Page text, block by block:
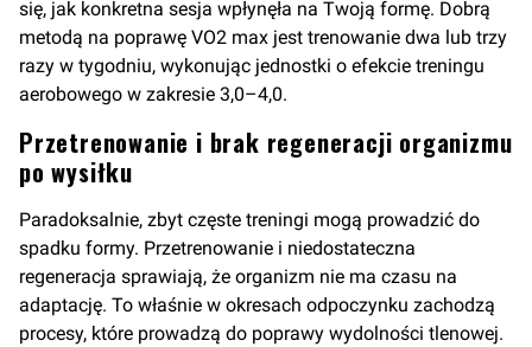
się, jak konkretna sesja wpłynęła na Twoją formę. Dobrą
metodą na poprawę VO2 max jest trenowanie dwa lub trzy
razy w tygodniu, wykonując jednostki o efekcie treningu
aerobowego w zakresie 3,0–4,0.
Przetrenowanie i brak regeneracji organizmu
po wysiłku
Paradoksalnie, zbyt częste treningi mogą prowadzić do
spadku formy. Przetrenowanie i niedostateczna
regeneracja sprawiają, że organizm nie ma czasu na
adaptację. To właśnie w okresach odpoczynku zachodzą
procesy, które prowadzą do poprawy wydolności tlenowej.